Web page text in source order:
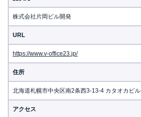
株式会社片岡ビル開発
URL
https://www.v-office23.jp/
住所
北海道札幌市中央区南2条西3-13-4 カタオカビル
アクセス